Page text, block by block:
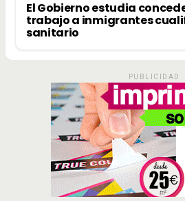
El Gobierno estudia
trabajo a inmigrantes
sanitario
PUBLICIDAD